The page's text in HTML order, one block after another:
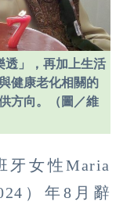
透」，再加上生活
健康老化相關的
方向。（圖／維
牙女性Maria
）年8月辭